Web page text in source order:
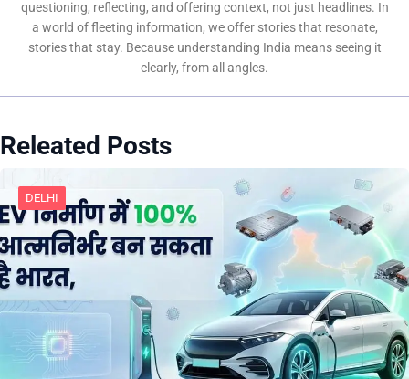
questioning, reflecting, and offering context, not just headlines. In
a world of fleeting information, we offer stories that resonate,
stories that stay. Because understanding India means seeing it
clearly, from all angles.
Releated Posts
DELHI